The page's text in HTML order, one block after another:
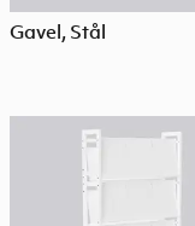
Gavel, Stål